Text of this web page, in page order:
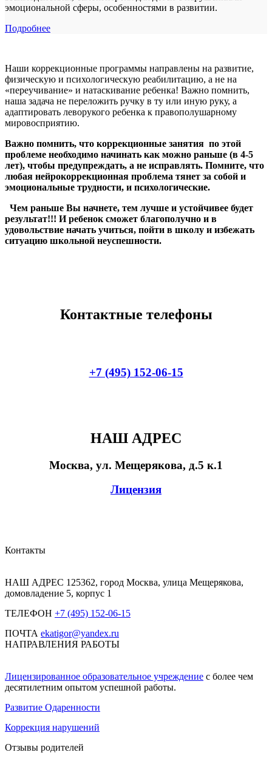
эмоциональной сферы, особенностями в развитии.
Подробнее
Наши коррекционные программы направлены на развитие,
физическую и психологическую реабилитацию, а не на
«переучивание» и натаскивание ребенка! Важно помнить,
наша задача не переложить ручку в ту или иную руку, а
адаптировать леворукого ребенка к правополушарному
мировосприятию.
Важно помнить, что коррекционные занятия по этой
проблеме необходимо начинать как можно раньше (в 4-5
лет), чтобы предупреждать, а не исправлять. Помните, что
любая нейрокоррекционная проблема тянет за собой и
эмоциональные трудности, и психологические.
Чем раньше Вы начнете, тем лучше и устойчивее будет
результат!!! И ребенок сможет благополучно и в
удовольствие начать учиться, пойти в школу и избежать
ситуацию школьной неуспешности.
Контактные телефоны
+7 (495) 152-06-15
НАШ АДРЕС
Москва, ул. Мещерякова, д.5 к.1
Лицензия
Контакты
НАШ АДРЕС 125362, город Москва, улица Мещерякова,
домовладение 5, корпус 1
ТЕЛЕФОН +7 (495) 152-06-15
ПОЧТА ekatigor@yandex.ru
НАПРАВЛЕНИЯ РАБОТЫ
Лицензированное образовательное учреждение с более чем
десятилетним опытом успешной работы.
Развитие Одаренности
Коррекция нарушений
Отзывы родителей